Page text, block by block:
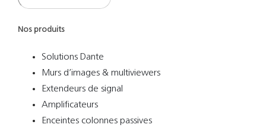
Nos produits
Solutions Dante
Murs d’images & multiviewers
Extendeurs de signal
Amplificateurs
Enceintes colonnes passives